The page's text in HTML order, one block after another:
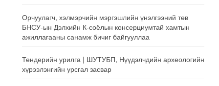
Орчуулагч, хэлмэрчийн мэргэшлийн үнэлгээний төв
БНСУ-ын Дэлхийн К-соёлын консерциумтай хамтын
ажиллагааны санамж бичиг байгууллаа
Тендерийн урилга | ШУТУБП, Нүүдэлчдийн археологийн
хүрээлэнгийн урсгал засвар